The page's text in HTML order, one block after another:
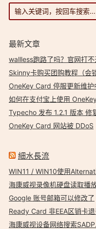
最新文章
wallless跑路了吗？官网打不
Skinny卡购买团购教程（会
OneKey Card 停服更新维护
如何在支付宝上使用
Typecho 发布 1.2.1 版本 修
OneKey Card 网站被 DDoS
細水長流
WIN11 / WIN10使用
海康威视录像机硬盘读取播
Google 账号邮箱可以修改了
Ready Card 非EEA区销卡
海康威视设备网络搜索